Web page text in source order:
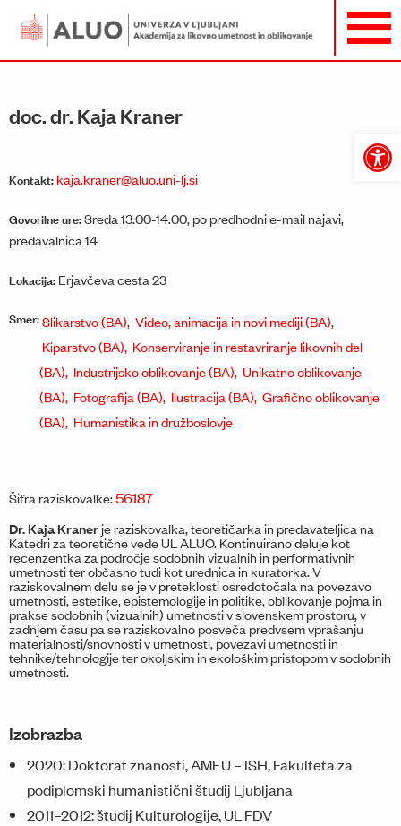
Open
toolbar
doc. dr. Kaja Kraner
Kontakt:kaja.kraner@aluo.uni-lj.si
Govorilne ure:Sreda 13.00-14.00, po predhodni e-mail najavi,
predavalnica 14
Lokacija: Erjavčeva cesta 23
Smer:Slikarstvo (BA), Video, animacija in novi mediji (BA),
Kiparstvo (BA), Konserviranje in restavriranje likovnih del
(BA), Industrijsko oblikovanje (BA), Unikatno oblikovanje
(BA), Fotografija (BA), Ilustracija (BA), Grafično oblikovanje
(BA), Humanistika in družboslovje
Šifra raziskovalke:56187
Dr. Kaja Kranerje raziskovalka, teoretičarka in predavateljica na
Katedri za teoretične vede UL ALUO. Kontinuirano deluje kot
recenzentka za področje sodobnih vizualnih in performativnih
umetnosti ter občasno tudi kot urednica in kuratorka. V
raziskovalnem delu se je v preteklosti osredotočala na povezavo
umetnosti, estetike, epistemologije in politike, oblikovanje pojma in
prakse sodobnih (vizualnih) umetnosti v slovenskem prostoru, v
zadnjem času pa se raziskovalno posveča predvsem vprašanju
materialnosti/snovnosti v umetnosti, povezavi umetnosti in
tehnike/tehnologije ter okoljskim in ekološkim pristopom v sodobnih
umetnosti.
Izobrazba
2020: Doktorat znanosti, AMEU – ISH, Fakulteta za
podiplomski humanistični študij Ljubljana
2011–2012: študij Kulturologije, UL FDV